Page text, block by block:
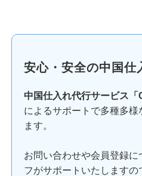
安心・安全の中国仕
中国仕入れ代行サービス「
によるサポートで多種多
ます。
お問い合わせや会員登録
フがサポートいたしますの